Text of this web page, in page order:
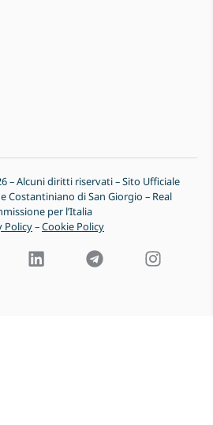
– Alcuni diritti riservati – Sito Ufficiale
Costantiniano di San Giorgio – Real
per l’Italia
Policy–Cookie Policy